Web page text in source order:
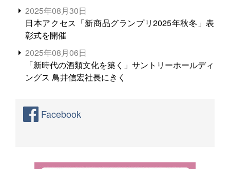
2025年08月30日
日本アクセス「新商品グランプリ2025年秋冬」表
彰式を開催
2025年08月06日
「新時代の酒類文化を築く」サントリーホールディ
ングス 鳥井信宏社長にきく
Facebook